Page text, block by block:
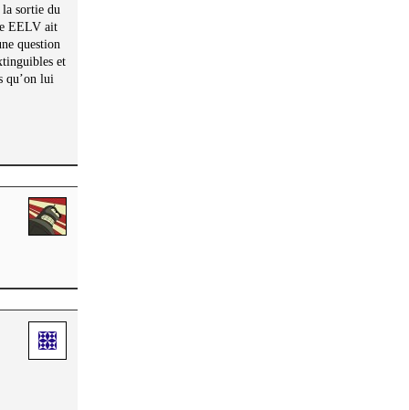
sortie du
EELV ait
question
et
qu’on lui